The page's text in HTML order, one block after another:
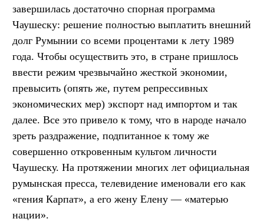
завершилась достаточно спорная программа
Чаушеску: решение полностью выплатить внешний
долг Румынии со всеми процентами к лету 1989
года. Чтобы осуществить это, в стране пришлось
ввести режим чрезвычайно жесткой экономии,
превысить (опять же, путем репрессивных
экономических мер) экспорт над импортом и так
далее. Все это привело к тому, что в народе начало
зреть раздражение, подпитанное к тому же
совершенно откровенным культом личности
Чаушеску. На протяжении многих лет официальная
румынская пресса, телевидение именовали его как
«гения Карпат», а его жену Елену — «матерью
нации».